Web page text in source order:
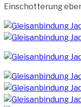
Einschotterung